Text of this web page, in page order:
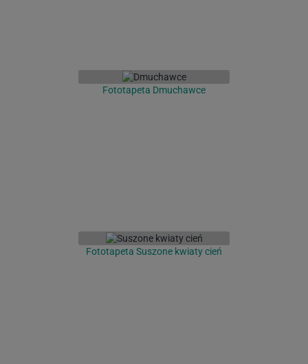
Fototapeta Dmuchawce
Fototapeta Suszone kwiaty cień